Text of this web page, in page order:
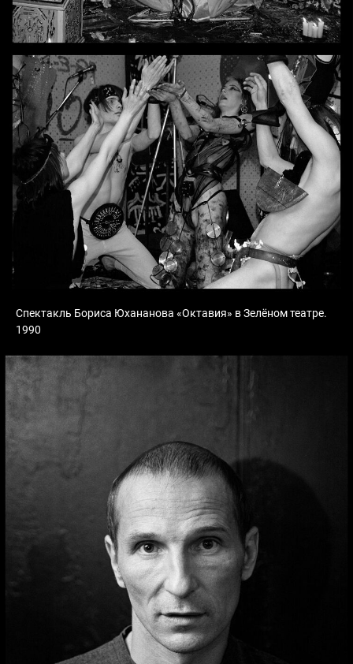
Спектакль Бориса Юхананова «Октавия» в Зелёном театре.
1990